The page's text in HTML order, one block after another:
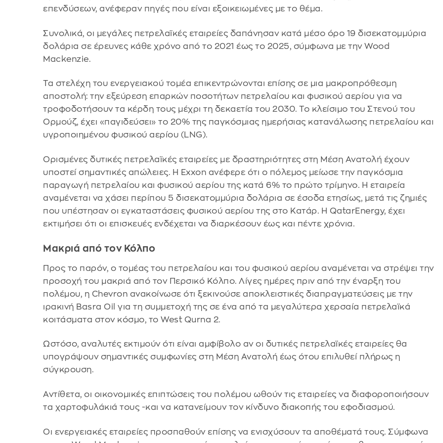
επενδύσεων, ανέφεραν πηγές που είναι εξοικειωμένες με το θέμα.
Συνολικά, οι μεγάλες πετρελαϊκές εταιρείες δαπάνησαν κατά μέσο όρο 19 δισεκατομμύρια
δολάρια σε έρευνες κάθε χρόνο από το 2021 έως το 2025, σύμφωνα με την Wood
Mackenzie.
Τα στελέχη του ενεργειακού τομέα επικεντρώνονται επίσης σε μια μακροπρόθεσμη
αποστολή: την εξεύρεση επαρκών ποσοτήτων πετρελαίου και φυσικού αερίου για να
τροφοδοτήσουν τα κέρδη τους μέχρι τη δεκαετία του 2030. Το κλείσιμο του Στενού του
Ορμούζ, έχει «παγιδεύσει» το 20% της παγκόσμιας ημερήσιας κατανάλωσης πετρελαίου και
υγροποιημένου φυσικού αερίου (LNG).
Ορισμένες δυτικές πετρελαϊκές εταιρείες με δραστηριότητες στη Μέση Ανατολή έχουν
υποστεί σημαντικές απώλειες. Η Exxon ανέφερε ότι ο πόλεμος μείωσε την παγκόσμια
παραγωγή πετρελαίου και φυσικού αερίου της κατά 6% το πρώτο τρίμηνο. Η εταιρεία
αναμένεται να χάσει περίπου 5 δισεκατομμύρια δολάρια σε έσοδα ετησίως, μετά τις ζημιές
που υπέστησαν οι εγκαταστάσεις φυσικού αερίου της στο Κατάρ. Η QatarEnergy, έχει
εκτιμήσει ότι οι επισκευές ενδέχεται να διαρκέσουν έως και πέντε χρόνια.
Μακριά από τον Κόλπο
Προς το παρόν, ο τομέας του πετρελαίου και του φυσικού αερίου αναμένεται να στρέψει την
προσοχή του μακριά από τον Περσικό Κόλπο. Λίγες ημέρες πριν από την έναρξη του
πολέμου, η Chevron ανακοίνωσε ότι ξεκινούσε αποκλειστικές διαπραγματεύσεις με την
ιρακινή Basra Oil για τη συμμετοχή της σε ένα από τα μεγαλύτερα χερσαία πετρελαϊκά
κοιτάσματα στον κόσμο, το West Qurna 2.
Ωστόσο, αναλυτές εκτιμούν ότι είναι αμφίβολο αν οι δυτικές πετρελαϊκές εταιρείες θα
υπογράψουν σημαντικές συμφωνίες στη Μέση Ανατολή έως ότου επιλυθεί πλήρως η
σύγκρουση.
Αντίθετα, οι οικονομικές επιπτώσεις του πολέμου ωθούν τις εταιρείες να διαφοροποιήσουν
τα χαρτοφυλάκιά τους -και να κατανείμουν τον κίνδυνο διακοπής του εφοδιασμού.
Οι ενεργειακές εταιρείες προσπαθούν επίσης να ενισχύσουν τα αποθέματά τους. Σύμφωνα